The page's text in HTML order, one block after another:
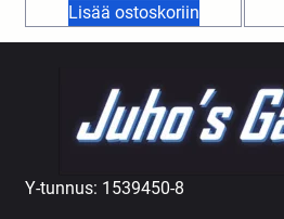
Lisää ostoskoriin
Y-tunnus: 1539450-8